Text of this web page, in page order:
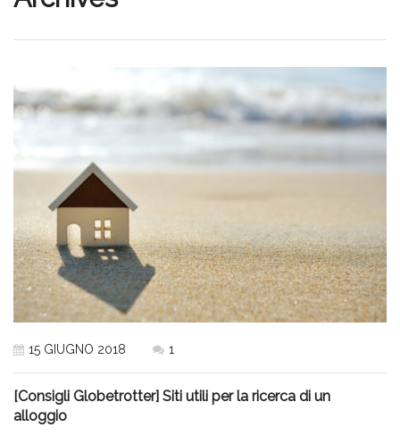
15 GIUGNO 2018 1
[Consigli Globetrotter] Siti utili per la ricerca di un
alloggio